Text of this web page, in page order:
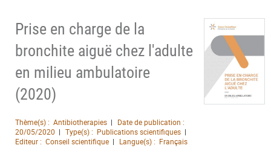
Prise en charge de la
bronchite aiguë chez l'adulte
en milieu ambulatoire
(2020)
Thème(s) : Antibiotherapies
Date de publication :
20/05/2020
Type(s) : Publications scientifiques
Editeur : Conseil scientifique Langue(s) : Français